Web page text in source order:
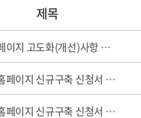
제목
[고도화] 홈페이지 고도화(개선)사항 신청서 양식
[신규구축] 홈페이지 신규구축 신청서 양식 : 학과/전공
[신규구축] 홈페이지 신규구축 신청서 양식 : 단과대학/학부